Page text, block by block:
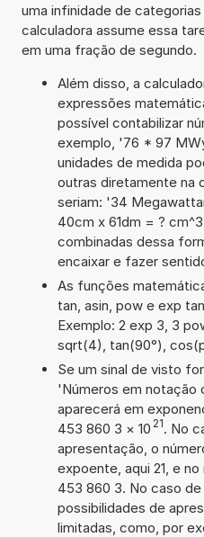
uma infinidade de
calculadora assume essa
em uma fração de segundo.
Além disso, a
expressões
possível contabilizar
exemplo, '76 * 97
unidades de medida
outras diretamente na
seriam: '34
40cm x 61dm = ?
combinadas dessa
encaixar e fazer
As funções
tan, asin, pow e exp
Exemplo: 2 exp 3, 3
sqrt(4), tan(90°),
Se um sinal de visto
'Números em notação
aparecerá em
453 860 3 × 10 21. No
apresentação, o
expoente, aqui 21, e
453 860 3. No caso
possibilidades de
limitadas, como, por